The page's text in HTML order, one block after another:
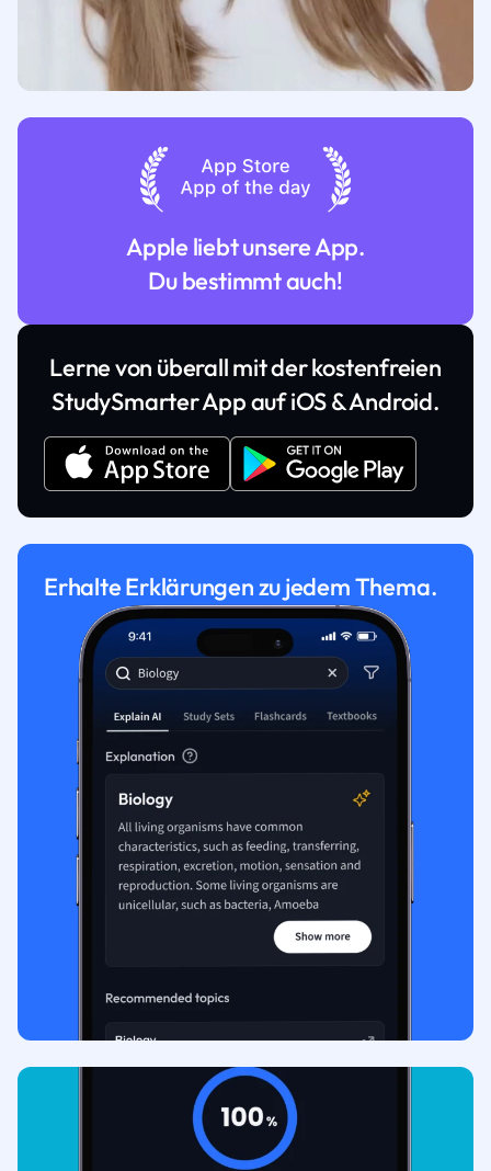
Apple liebt unsere App.
Du bestimmt auch!
Lerne von überall mit der kostenfreien
StudySmarter App auf iOS & Android.
Erhalte Erklärungen zu jedem Thema.